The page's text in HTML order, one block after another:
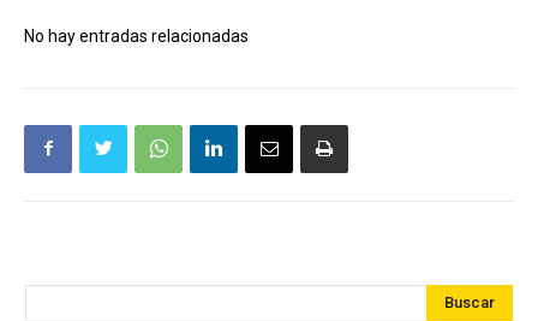
No hay entradas relacionadas
Buscar